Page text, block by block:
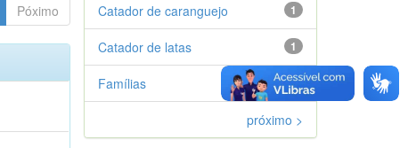
Póximo 1
Catador de caranguejo
1
Catador de latas
1
Famílias
próximo >